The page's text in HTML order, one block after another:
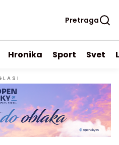
Pretraga
Hronika Sport Svet